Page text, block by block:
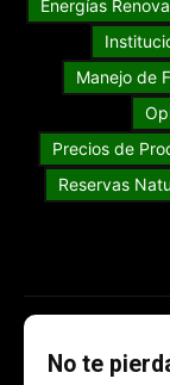
Energías
Manejo de
Precios de
Reservas
No te